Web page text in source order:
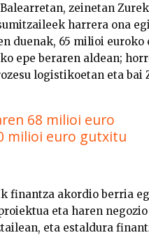
zeinetan
harrera ona
duenak, 65 milioi
epe beraren aldean;
logistikoetan eta bai
68 milioi euro
milioi euro gutxitu
finantza akordio berria
eta haren
eta estaldura